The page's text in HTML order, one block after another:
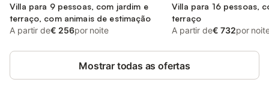
Villa para 9 pessoas, com jardim e
terraço, com animais de estimação
A partir de€ 256por noite
Sobreda
Villa para 16 pessoas,
terraço
A partir de€ 732por
Mostrar todas as ofertas